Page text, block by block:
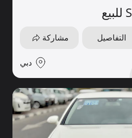
التفاصيل مشاركة
دبي